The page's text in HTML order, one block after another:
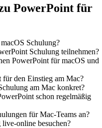
PowerPoint für
Schulung?
Schulung teilnehmen?
PowerPoint für macOS und
für den Einstieg am Mac?
am Mac konkret?
schon regelmäßig
für Mac-Teams an?
online besuchen?